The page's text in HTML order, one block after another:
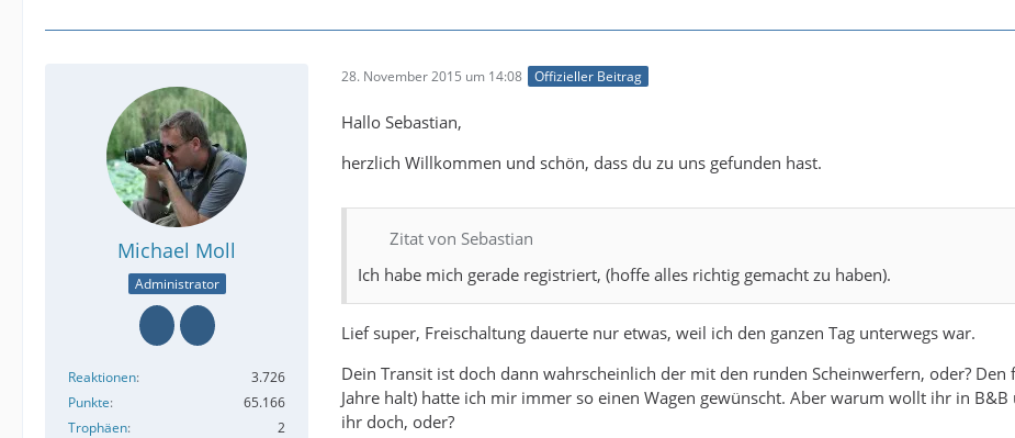
Michael Moll
Administrator
Reaktionen
3.726
Punkte
65.166
Trophäen
2
28. November 2015 um 14:08 Offizieller Beitrag
Hallo Sebastian,
herzlich Willkommen und schön, dass du zu uns gefunden hast.
Zitat von Sebastian
Ich habe mich gerade registriert, (hoffe alles richtig gemacht zu haben).
Lief super, Freischaltung dauerte nur etwas, weil ich den ganzen Tag unterwegs war.
Dein Transit ist doch dann wahrscheinlich der mit den runden Scheinwerfern, oder?
Jahre halt) hatte ich mir immer so einen Wagen gewünscht. Aber warum wollt ihr in
ihr doch, oder?